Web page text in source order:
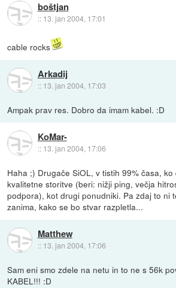
boštjan
:: 13. jan 2004, 17:01
cable rocks
Arkadij
:: 13. jan 2004, 17:03
Ampak prav res. Dobro da imam kabel. :D
KoMar-
:: 13. jan 2004, 17:06
Haha ;) Drugače SiOL, v tistih 99% časa,
kvalitetne storitve (beri: nižji ping, večja
podpora), kot drugi ponudniki. Pa zdaj to ni
zanima, kako se bo stvar razpletla...
Matthew
:: 13. jan 2004, 17:06
Sam eni smo zdele na netu in to ne s 56k
KABEL!!! :D